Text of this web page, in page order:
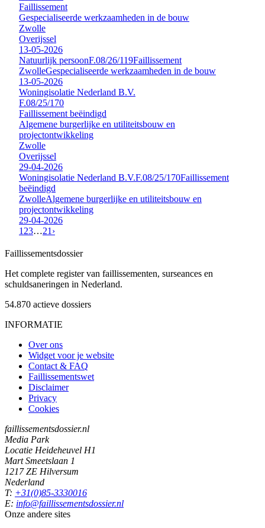
Faillissement
Gespecialiseerde werkzaamheden in de bouw
Zwolle
Overijssel
13-05-2026
Natuurlijk persoonF.08/26/119Faillissement
ZwolleGespecialiseerde werkzaamheden in de bouw
13-05-2026
Woningisolatie Nederland B.V.
F.08/25/170
Faillissement beëindigd
Algemene burgerlijke en utiliteitsbouw en
projectontwikkeling
Zwolle
Overijssel
29-04-2026
Woningisolatie Nederland B.V.F.08/25/170Faillissement
beëindigd
ZwolleAlgemene burgerlijke en utiliteitsbouw en
projectontwikkeling
29-04-2026
1 23…21 ›
Faillissementsdossier
Het complete register van faillissementen, surseances en
schuldsaneringen in Nederland.
54.870 actieve dossiers
INFORMATIE
Over ons
Widget voor je website
Contact & FAQ
Faillissementswet
Disclaimer
Privacy
Cookies
faillissementsdossier.nl
Media Park
Locatie Heideheuvel H1
Mart Smeetslaan 1
1217 ZE Hilversum
Nederland
T: +31(0)85-3330016
E: info@faillissementsdossier.nl
Onze andere sites